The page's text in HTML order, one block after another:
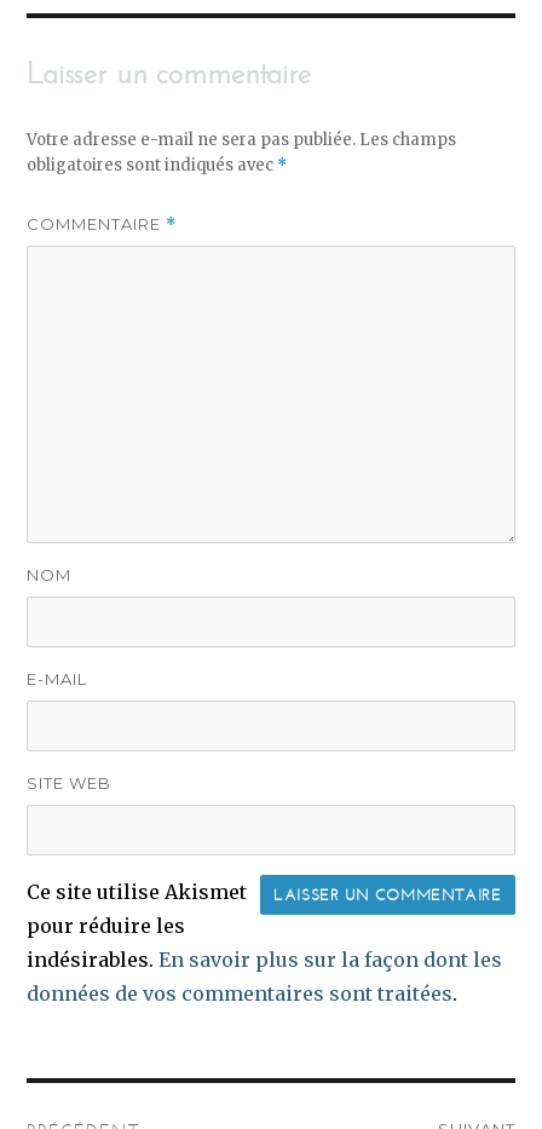
Laisser un commentaire
Votre adresse e-mail ne sera pas publiée. Les champs
obligatoires sont indiqués avec *
COMMENTAIRE *
NOM
E-MAIL
SITE WEB
Ce site utilise Akismet
pour réduire les
indésirables.En savoir plus sur la façon dont les
données de vos commentaires sont traitées.